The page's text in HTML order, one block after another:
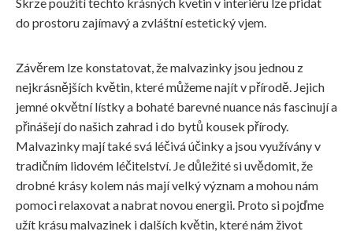
do prostoru zajímavý a zvláštní estetický vjem.
Závěrem lze konstatovat, že malvazinky jsou jednou z
nejkrásnějších květin, které můžeme najít v přírodě. Jejich
jemné okvětní lístky a bohaté barevné nuance nás fascinují a
přinášejí do našich zahrad i do bytů kousek přírody.
Malvazinky mají také svá léčivá účinky a jsou využívány v
tradičním lidovém léčitelství. Je důležité si uvědomit, že
drobné krásy kolem nás mají velký význam a mohou nám
pomoci relaxovat a nabrat novou energii. Proto si pojďme
užít krásu malvazinek i dalších květin, které nám život